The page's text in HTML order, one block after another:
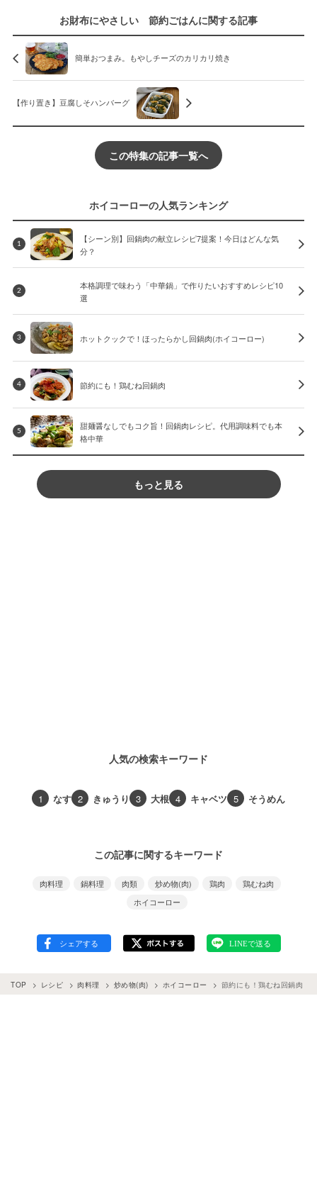
お財布にやさしい 節約ごはんに関する記事
簡単おつまみ。もやしチーズのカリカリ焼き
【作り置き】豆腐しそハンバーグ
この特集の記事一覧へ
ホイコーローの人気ランキング
1
【シーン別】回鍋肉の献立レシピ7提案！今日はどんな気
分？
2
本格調理で味わう「中華鍋」で作りたいおすすめレシピ10
選
3 ホットクックで！ほったらかし回鍋肉(ホイコーロー)
4 節約にも！鶏むね回鍋肉
5
甜麺醤なしでもコク旨！回鍋肉レシピ。代用調味料でも本
格中華
もっと見る
人気の検索キーワード
1 なす 2 きゅうり 3 大根 4 キャベツ 5 そうめん
この記事に関するキーワード
肉料理 鍋料理 肉類 炒め物(肉) 鶏肉
鶏むね肉
ホイコーロー
TOP レシピ 肉料理 炒め物(肉) ホイコーロー 節約にも！鶏むね回鍋肉